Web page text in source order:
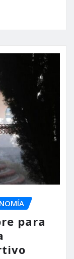
para